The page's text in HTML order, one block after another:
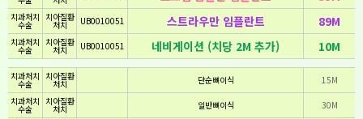
치과처치
수술
치아질환
처치 UB0010051 스트라우만 임플란트 89M
치과처치
수술
치아질환
처치 UB0010051 네비게이션 (치당 2M 추가) 10M
치과처치
수술
치아질환
처치 단순뼈이식
15M
치과처치
수술
치아질환
처치 일반뼈이식
30M